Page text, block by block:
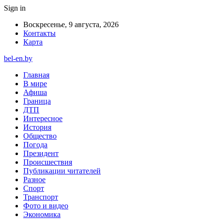
Sign in
Воскресенье, 9 августа, 2026
Контакты
Карта
bel-en.by
Главная
В мире
Афиша
Граница
ДТП
Интересное
История
Общество
Погода
Президент
Происшествия
Публикации читателей
Разное
Спорт
Транспорт
Фото и видео
Экономика